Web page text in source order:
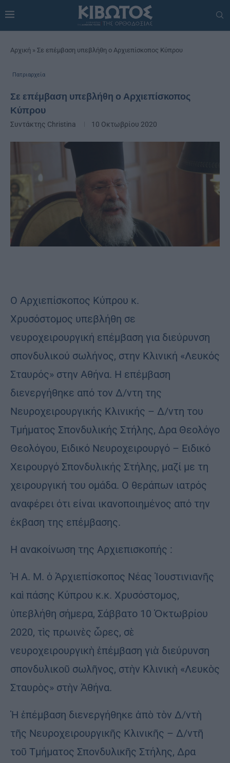
Αρχική » Σε επέμβαση υπεβλήθη ο Αρχιεπίσκοπος Κύπρου
Πατριαρχεία
Σε επέμβαση υπεβλήθη ο Αρχιεπίσκοπος
Κύπρου
Συντάκτης Christina 10 Οκτωβρίου 2020
Ο Αρχιεπίσκοπος Κύπρου κ.
Χρυσόστομος υπεβλήθη σε
νευροχειρουργική επέμβαση για διεύρυνση
σπονδυλικού σωλήνος, στην Κλινική «Λευκός
Σταυρός» στην Αθήνα. Η επέμβαση
διενεργήθηκε από τον Δ/ντη της
Νευροχειρουργικής Κλινικής – Δ/ντη του
Τμήματος Σπονδυλικής Στήλης, Δρα Θεολόγο
Θεολόγου, Ειδικό Νευροχειρουργό – Ειδικό
Χειρουργό Σπονδυλικής Στήλης, μαζί με τη
χειρουργική του ομάδα. Ο θεράπων ιατρός
αναφέρει ότι είναι ικανοποιημένος από την
έκβαση της επέμβασης.
Η ανακοίνωση της Αρχιεπισκοπής :
Ἡ Α. Μ. ὁ Ἀρχιεπίσκοπος Νέας Ἰουστινιανῆς
καὶ πάσης Κύπρου κ.κ. Χρυσόστομος,
ὑπεβλήθη σήμερα, Σάββατο 10 Ὀκτωβρίου
2020, τὶς πρωινὲς ὧρες, σὲ
νευροχειρουργικὴ ἐπέμβαση γιὰ διεύρυνση
σπονδυλικοῦ σωλῆνος, στὴν Κλινικὴ «Λευκὸς
Σταυρὸς» στὴν Ἀθήνα.
Ἡ ἐπέμβαση διενεργήθηκε ἀπὸ τὸν Δ/ντὴ
τῆς Νευροχειρουργικῆς Κλινικῆς – Δ/ντῆ
τοῦ Τμήματος Σπονδυλικῆς Στήλης, Δρα